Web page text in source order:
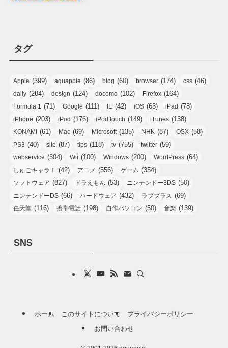
タグ
Apple (399) aquapple (86) blog (60) browser (174) css (46)
daily (284) design (124) docomo (102) Firefox (164)
Formula 1 (71) Google (111) IE (42) iOS (63) iPad (78)
iPhone (203) iPod (176) iPod touch (149) iTunes (138)
KONAMI (61) Mac (69) Microsoft (135) NHK (87) OSX (58)
PS3 (40) site (87) tips (118) tv (755) twitter (59)
webservice (304) Wii (100) Windows (200) WordPress (64)
しゅごキャラ！ (42) アニメ (556) ゲーム (354)
ソフトウェア (827) ドラえもん (53) ニンテンドー3DS (50)
ニンテンドーDS (66) ハードウェア (432) ラブプラス (69)
任天堂 (116) 携帯電話 (198) 自作パソコン (50) 音楽 (139)
SNS
ホーム このサイトについて
プライバシーポリシー
お問い合わせ